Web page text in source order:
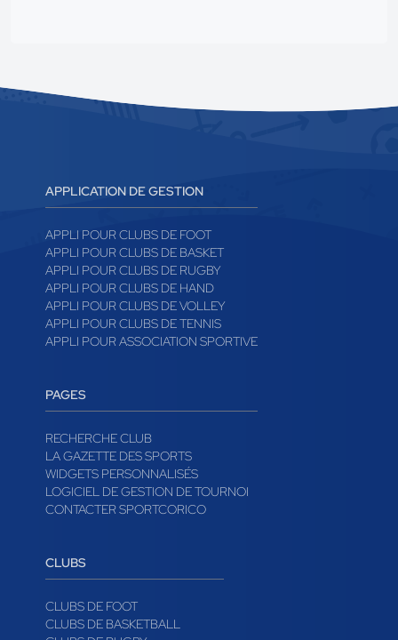
APPLICATION DE GESTION
APPLI POUR CLUBS DE FOOT
APPLI POUR CLUBS DE BASKET
APPLI POUR CLUBS DE RUGBY
APPLI POUR CLUBS DE HAND
APPLI POUR CLUBS DE VOLLEY
APPLI POUR CLUBS DE TENNIS
APPLI POUR ASSOCIATION SPORTIVE
PAGES
RECHERCHE CLUB
LA GAZETTE DES SPORTS
WIDGETS PERSONNALISÉS
LOGICIEL DE GESTION DE TOURNOI
CONTACTER SPORTCORICO
CLUBS
CLUBS DE FOOT
CLUBS DE BASKETBALL